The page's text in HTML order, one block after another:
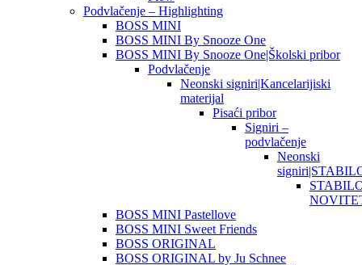
Podvlačenje – Highlighting
BOSS MINI
BOSS MINI By Snooze One
BOSS MINI By Snooze One|Školski pribor
Podvlačenje
Neonski signiri|Kancelarijiski
materijal
Pisaći pribor
Signiri –
podvlačenje
Neonski
BOSS MINI Pastellove
BOSS MINI Sweet Friends
BOSS ORIGINAL
BOSS ORIGINAL by Ju Schnee